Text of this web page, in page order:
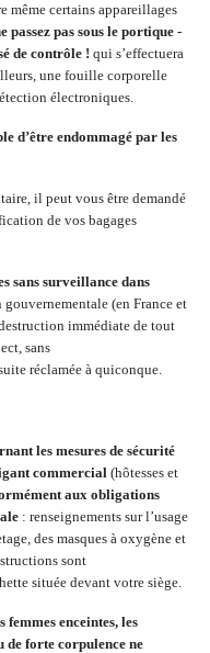
même certains appareillages
passez pas sous le portique -
de contrôle ! qui s’effectuera
une fouille corporelle
électroniques.
d’être endommagé par les
il peut vous être demandé
de vos bagages
sans surveillance dans
(en France et
immédiate de tout
sans
réclamée à quiconque.
les mesures de sécurité
commercial (hôtesses et
aux obligations
: renseignements sur l’usage
des masques à oxygène et
sont
située devant votre siège.
femmes enceintes, les
de forte corpulence ne